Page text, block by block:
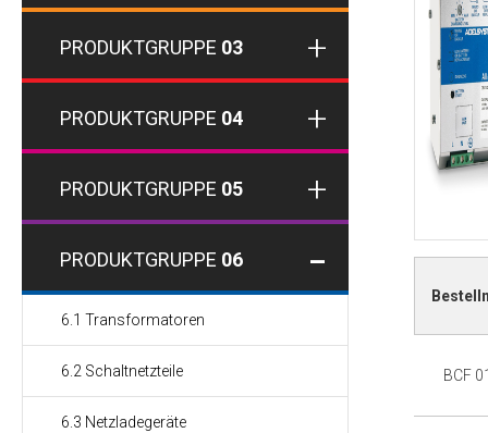
PRODUKTGRUPPE 03
PRODUKTGRUPPE 04
PRODUKTGRUPPE 05
PRODUKTGRUPPE 06
6.1 Transformatoren
6.2 Schaltnetzteile
6.3 Netzladegeräte
BCF